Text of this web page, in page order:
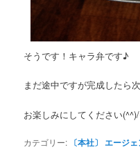
そうです！キャラ弁です♪
まだ途中ですが完成したら
お楽しみにしてください
カテゴリー: 〔本社〕 エージ